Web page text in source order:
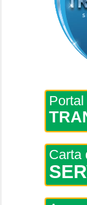
Portal
Carta